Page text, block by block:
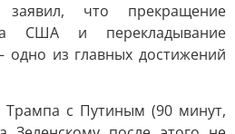
заявил, что прекращение
США и перекладывание
одно из главных достижений
Трампа с Путиным (90 минут,